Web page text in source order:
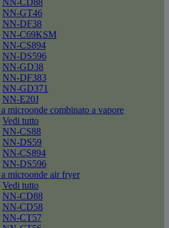
NN-CD88
NN-GT46
NN-DF38
NN-C69KSM
NN-CS894
NN-DS596
NN-GD38
NN-DF383
NN-GD371
NN-E20J
microonde combinato a vapore
Vedi tutto
NN-CS88
NN-DS59
NN-CS894
NN-DS596
microonde air fryer
Vedi tutto
NN-CD88
NN-CD58
NN-CT57